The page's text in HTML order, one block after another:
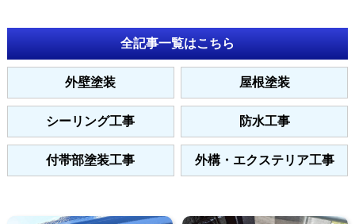
全記事一覧はこちら
外壁塗装 屋根塗装
シーリング工事 防水工事
付帯部塗装工事 外構・エクステリア工事